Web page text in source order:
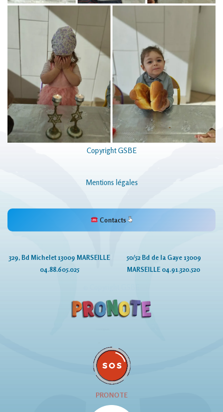
Copyright GSBE
Mentions légales
Contacts
329, Bd Michelet 13009 MARSEILLE
04.88.605.025
50/52 Bd de la Gaye 13009
MARSEILLE 04.91.320.520
PRONOTE